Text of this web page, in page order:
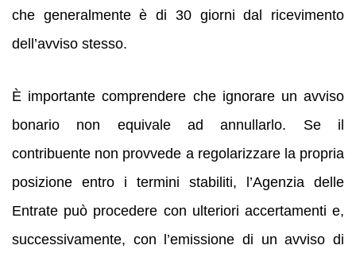
che generalmente è di 30 giorni dal ricevimento
dell’avviso stesso.
È importante comprendere che ignorare un avviso
bonario non equivale ad annullarlo. Se il
contribuente non provvede a regolarizzare la propria
posizione entro i termini stabiliti, l’Agenzia delle
Entrate può procedere con ulteriori accertamenti e,
successivamente, con l’emissione di un avviso di